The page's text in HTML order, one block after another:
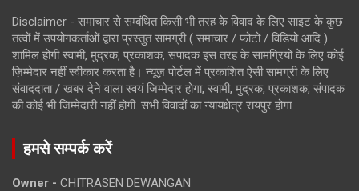
Disclaimer - समाचार से सम्बंधित किसी भी तरह के विवाद के लिए साइट के कुछ
तत्वों में उपयोगकर्ताओं द्वारा प्रस्तुत सामग्री ( समाचार / फोटो / विडियो आदि )
शामिल होगी स्वामी, मुद्रक, प्रकाशक, संपादक इस तरह के सामग्रियों के लिए कोई
ज़िम्मेदार नहीं स्वीकार करता है। न्यूज़ पोर्टल में प्रकाशित ऐसी सामग्री के लिए
संवाददाता / खबर देने वाला स्वयं जिम्मेदार होगा, स्वामी, मुद्रक, प्रकाशक, संपादक
की कोई भी जिम्मेदारी नहीं होगी. सभी विवादों का न्यायक्षेत्र रायपुर होगा
हमसे सम्पर्क करें
Owner - CHITRASEN DEWANGAN